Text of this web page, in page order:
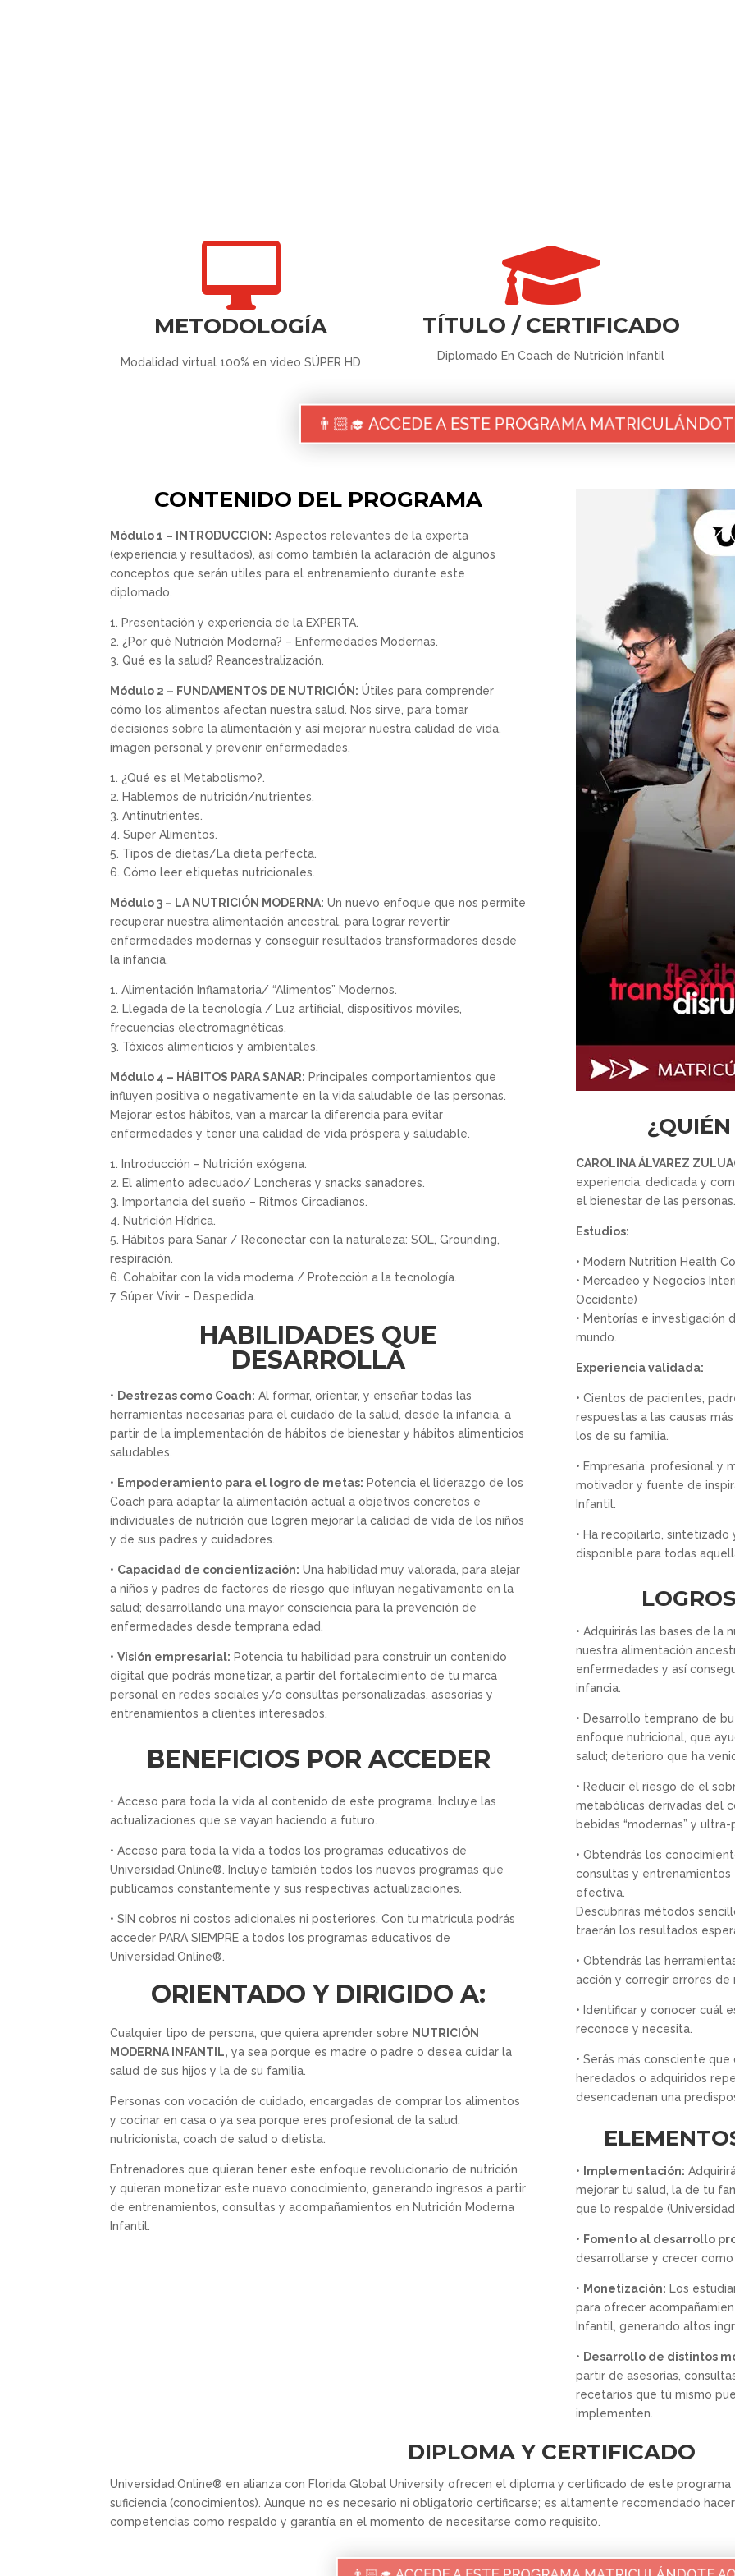

METODOLOGÍA
Modalidad virtual 100% en video SÚPER HD

TÍTULO / CERTIFICADO
Diplomado En Coach de Nutrición Infantil
👨🏻‍🎓 ACCEDE A ESTE PROGRAMA MATRICULÁNDOTE
CONTENIDO DEL PROGRAMA
Módulo 1 – INTRODUCCION: Aspectos relevantes de la experta
(experiencia y resultados), así como también la aclaración de algunos
conceptos que serán utiles para el entrenamiento durante este
diplomado.
1. Presentación y experiencia de la EXPERTA.
2. ¿Por qué Nutrición Moderna? – Enfermedades Modernas.
3. Qué es la salud? Reancestralización.
Módulo 2 – FUNDAMENTOS DE NUTRICIÓN: Útiles para comprender
cómo los alimentos afectan nuestra salud. Nos sirve, para tomar
decisiones sobre la alimentación y así mejorar nuestra calidad de vida,
imagen personal y prevenir enfermedades.
1. ¿Qué es el Metabolismo?.
2. Hablemos de nutrición/nutrientes.
3. Antinutrientes.
4. Super Alimentos.
5. Tipos de dietas/La dieta perfecta.
6. Cómo leer etiquetas nutricionales.
Módulo 3 – LA NUTRICIÓN MODERNA: Un nuevo enfoque que nos permite
recuperar nuestra alimentación ancestral, para lograr revertir
enfermedades modernas y conseguir resultados transformadores desde
la infancia.
1. Alimentación Inflamatoria/ “Alimentos” Modernos.
2. Llegada de la tecnología / Luz artificial, dispositivos móviles,
frecuencias electromagnéticas.
3. Tóxicos alimenticios y ambientales.
Módulo 4 – HÁBITOS PARA SANAR: Principales comportamientos que
influyen positiva o negativamente en la vida saludable de las personas.
Mejorar estos hábitos, van a marcar la diferencia para evitar
enfermedades y tener una calidad de vida próspera y saludable.
1. Introducción – Nutrición exógena.
2. El alimento adecuado/ Loncheras y snacks sanadores.
3. Importancia del sueño – Ritmos Circadianos.
4. Nutrición Hídrica.
5. Hábitos para Sanar / Reconectar con la naturaleza: SOL, Grounding,
respiración.
6. Cohabitar con la vida moderna / Protección a la tecnología.
7. Súper Vivir – Despedida.
HABILIDADES QUE
DESARROLLA
• Destrezas como Coach: Al formar, orientar, y enseñar todas las
herramientas necesarias para el cuidado de la salud, desde la infancia, a
partir de la implementación de hábitos de bienestar y hábitos alimenticios
saludables.
• Empoderamiento para el logro de metas: Potencia el liderazgo de los
Coach para adaptar la alimentación actual a objetivos concretos e
individuales de nutrición que logren mejorar la calidad de vida de los niños
y de sus padres y cuidadores.
• Capacidad de concientización: Una habilidad muy valorada, para alejar
a niños y padres de factores de riesgo que influyan negativamente en la
salud; desarrollando una mayor consciencia para la prevención de
enfermedades desde temprana edad.
​• Visión empresarial: Potencia tu habilidad para construir un contenido
digital que podrás monetizar, a partir del fortalecimiento de tu marca
personal en redes sociales y/o consultas personalizadas, asesorías y
entrenamientos a clientes interesados.
BENEFICIOS POR ACCEDER
• Acceso para toda la vida al contenido de este programa. Incluye las
actualizaciones que se vayan haciendo a futuro.
• ​Acceso para toda la vida a todos los programas educativos de
Universidad.Online®. Incluye también todos los nuevos programas que
publicamos constantemente y sus respectivas actualizaciones.
• SIN cobros ni costos adicionales ni posteriores. Con tu matrícula podrás
acceder PARA SIEMPRE a todos los programas educativos de
Universidad.Online®.
ORIENTADO Y DIRIGIDO A:
Cualquier tipo de persona, que quiera aprender sobre NUTRICIÓN
MODERNA INFANTIL, ya sea porque es madre o padre o desea cuidar la
salud de sus hijos y la de su familia.
Personas con vocación de cuidado, encargadas de comprar los alimentos
y cocinar en casa o ya sea porque eres profesional de la salud,
nutricionista, coach de salud o dietista.
Entrenadores que quieran tener este enfoque revolucionario de nutrición
y quieran monetizar este nuevo conocimiento, generando ingresos a partir
de entrenamientos, consultas y acompañamientos en Nutrición Moderna
Infantil.
CAROLINA ÁLVAREZ
experiencia, dedicada y
el bienestar de las personas.
Estudios:
• Modern Nutrition Health
• Mercadeo y Negocios
Occidente)
• Mentorías e investigación
mundo.
Experiencia validada:
• Cientos de pacientes,
respuestas a las causas
los de su familia.
• Empresaria, profesional y
motivador y fuente de
Infantil.
• Ha recopilarlo,
disponible para todas
• Adquirirás las bases de la
nuestra alimentación
enfermedades y así
infancia.
• Desarrollo temprano de
enfoque nutricional, que
salud; deterioro que ha
• Reducir el riesgo de el
metabólicas derivadas del
bebidas “modernas” y
• Obtendrás los
consultas y
efectiva.
Descubrirás métodos
traerán los resultados
​• Obtendrás las
acción y corregir errores de
​• Identificar y conocer cuál
reconoce y necesita.
​• Serás más consciente
heredados o adquiridos
desencadenan una
• Implementación:
mejorar tu salud, la de tu
que lo respalde
• Fomento al desarrollo
desarrollarse y crecer como
• Monetización: Los
para ofrecer
Infantil, generando altos
• Desarrollo de distintos
partir de asesorías,
recetarios que tú mismo
implementen.
DIPLOMA Y CERTIFICADO
Universidad.Online® en alianza con Florida Global University ofrecen el diploma y certificado de este
suficiencia (conocimientos). Aunque no es necesario ni obligatorio certificarse; es altamente recomendado
competencias como respaldo y garantía en el momento de necesitarse como requisito.